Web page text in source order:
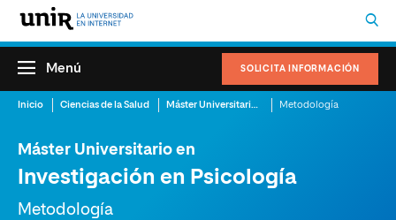
SOLICITA INFORMACIÓN
Menú
Inicio Ciencias de la Salud Máster Universitario en Investigación en Psicología Metodología
Máster Universitario en
Investigación en Psicología
Metodología